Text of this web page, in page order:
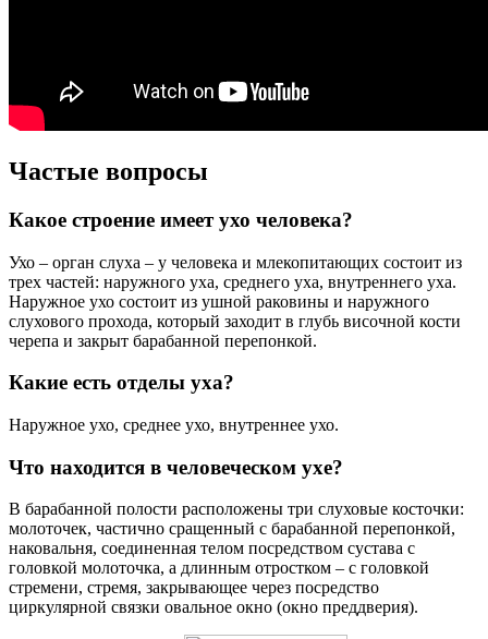
Частые вопросы
Какое строение имеет ухо человека?
Ухо – орган слуха – у человека и млекопитающих состоит из
трех частей: наружного уха, среднего уха, внутреннего уха.
Наружное ухо состоит из ушной раковины и наружного
слухового прохода, который заходит в глубь височной кости
черепа и закрыт барабанной перепонкой.
Какие есть отделы уха?
Наружное ухо, среднее ухо, внутреннее ухо.
Что находится в человеческом ухе?
В барабанной полости расположены три слуховые косточки:
молоточек, частично сращенный с барабанной перепонкой,
наковальня, соединенная телом посредством сустава с
головкой молоточка, а длинным отростком – с головкой
стремени, стремя, закрывающее через посредство
циркулярной связки овальное окно (окно преддверия).